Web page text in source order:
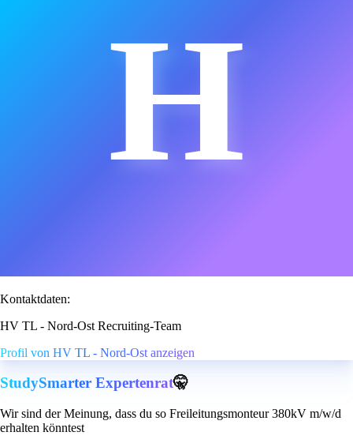
H
Kontaktdaten:
HV TL - Nord-Ost Recruiting-Team
Profil von HV TL - Nord-Ost anzeigen
StudySmarter Expertenrat🤫
Wir sind der Meinung, dass du so Freileitungsmonteur 380kV m/w/d
erhalten könntest